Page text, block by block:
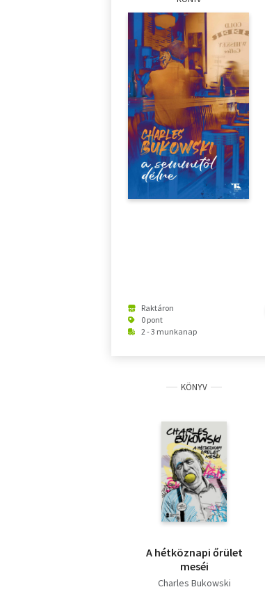
Raktáron
0 pont
2 - 3 munkanap
KÖNYV
A hétköznapi őrület
meséi
Charles Bukowski